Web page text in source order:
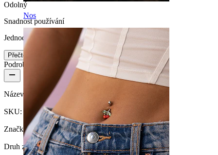
Nos
Odolný
Snadnost používání
Jednoduché
Přečtěte si více
Podrobnosti o produktu
Název: Zakroucený kroužek s otevíráním
SKU: Ring-158
Značka: Bodymod Moments
Druh zapínání:Kloub